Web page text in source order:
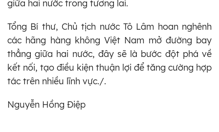
giữa hai nước trong tương lai.
Tổng Bí thư, Chủ tịch nước Tô Lâm hoan nghênh
các hãng hàng không Việt Nam mở đường bay
thẳng giữa hai nước, đây sẽ là bước đột phá về
kết nối, tạo điều kiện thuận lợi để tăng cường hợp
tác trên nhiều lĩnh vực./.
Nguyễn Hồng Điệp